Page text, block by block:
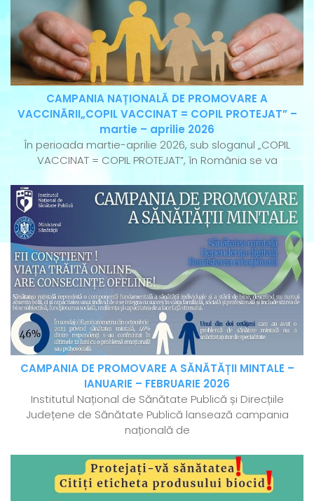
CAMPANIA NAȚIONALĂ DE PROMOVARE A
VACCINĂRII„COPIL VACCINAT = COPIL PROTEJAT” –
martie – aprilie 2026
În perioada martie-aprilie 2026, sub sloganul „COPIL
VACCINAT = COPIL PROTEJAT”, în România se va
CAMPANIA DE PROMOVARE A SĂNĂTĂȚII MINTALE –
IANUARIE – FEBRUARIE 2026
Institutul Național de Sănătate Publică și Direcțiile
Județene de Sănătate Publică lansează campania
națională de